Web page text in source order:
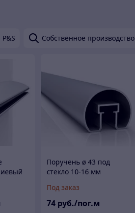
P&S Собственное производство
Поручень ø 43 под
стекло 10-16 мм
анодированный
Под заказ
74 руб./пог.м